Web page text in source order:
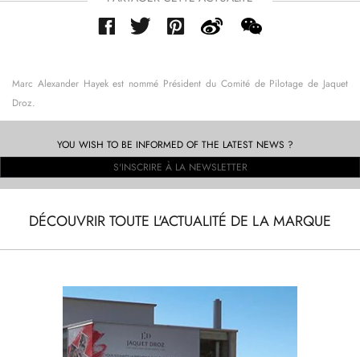
Marc Alexander Hayek est nommé Président du Comité de Pilotage de Jaquet
Droz.
YOU WISH TO BE INFORMED OF THE LATEST NEWS ?
S'INSCRIRE À LA NEWSLETTER
DÉCOUVRIR TOUTE L'ACTUALITÉ DE LA MARQUE